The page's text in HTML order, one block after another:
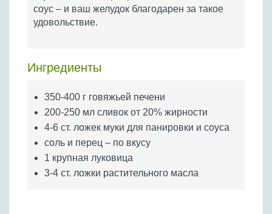
Бобовые
Яйца
соус – и ваш желудок благодарен за такое
удовольствие.
Ингредиенты
350-400 г говяжьей печени
200-250 мл сливок от 20% жирности
4-6 ст. ложек муки для панировки и соуса
соль и перец – по вкусу
1 крупная луковица
3-4 ст. ложки растительного масла